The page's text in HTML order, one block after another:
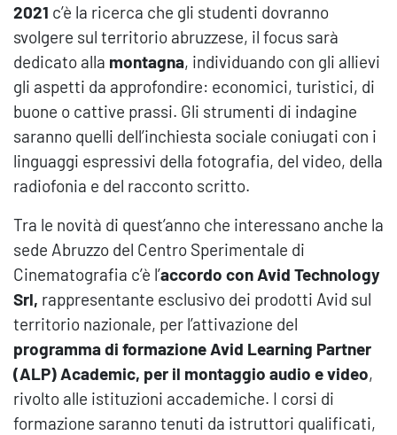
2021 c’è la ricerca che gli studenti dovranno
svolgere sul territorio abruzzese, il focus sarà
dedicato alla montagna, individuando con gli allievi
gli aspetti da approfondire: economici, turistici, di
buone o cattive prassi. Gli strumenti di indagine
saranno quelli dell’inchiesta sociale coniugati con i
linguaggi espressivi della fotografia, del video, della
radiofonia e del racconto scritto.
Tra le novità di quest’anno che interessano anche la
sede Abruzzo del Centro Sperimentale di
Cinematografia c’è l’accordo con Avid Technology
Srl, rappresentante esclusivo dei prodotti Avid sul
territorio nazionale, per l’attivazione del
programma di formazione Avid Learning Partner
(ALP) Academic, per il montaggio audio e video,
rivolto alle istituzioni accademiche. I corsi di
formazione saranno tenuti da istruttori qualificati,